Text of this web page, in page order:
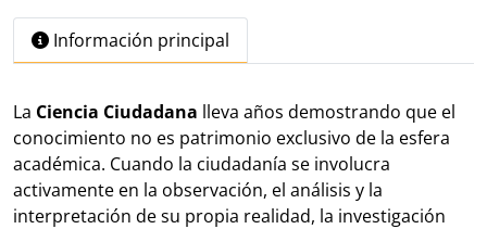
Información principal
La Ciencia Ciudadana lleva años demostrando que el
conocimiento no es patrimonio exclusivo de la esfera
académica. Cuando la ciudadanía se involucra
activamente en la observación, el análisis y la
interpretación de su propia realidad, la investigación